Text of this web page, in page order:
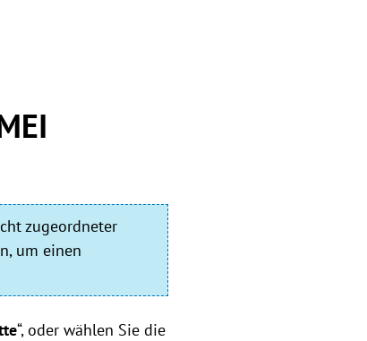
zugeordneter
um einen
“, oder wählen Sie die